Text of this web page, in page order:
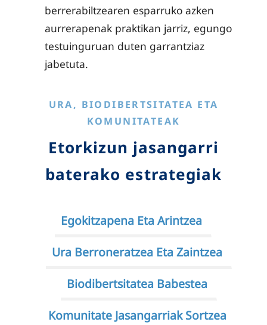
berrerabiltzearen esparruko azken
aurrerapenak praktikan jarriz, egungo
testuinguruan duten garrantziaz
jabetuta.
URA, BIODIBERTSITATEA ETA
KOMUNITATEAK
Etorkizun jasangarri
baterako estrategiak
Egokitzapena Eta Arintzea
Ura Berroneratzea Eta Zaintzea
Biodibertsitatea Babestea
Komunitate Jasangarriak Sortzea